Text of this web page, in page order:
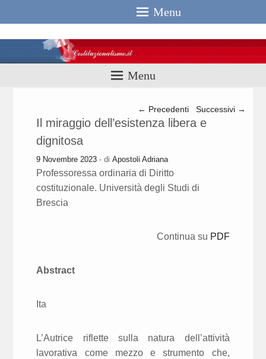
Menu
Menu
Navigazione articolo
← Precedenti Successivi →
Il miraggio dell’esistenza libera e
dignitosa
9 Novembre 2023 - di Apostoli Adriana
Professoressa ordinaria di Diritto
costituzionale. Università degli Studi di
Brescia
Continua su PDF
Abstract
Ita
L’Autrice riflette sulla natura dell’attività
lavorativa come mezzo e strumento che,